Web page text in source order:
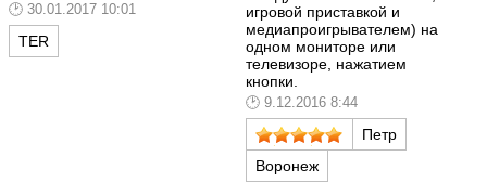
30.01.2017 10:01
TER
игровой приставкой и
медиапроигрывателем) на
одном мониторе или
телевизоре, нажатием
кнопки.
9.12.2016 8:44
Петр
Воронеж